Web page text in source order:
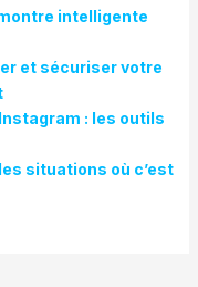
intelligente
et sécuriser votre
: les outils
situations où c’est